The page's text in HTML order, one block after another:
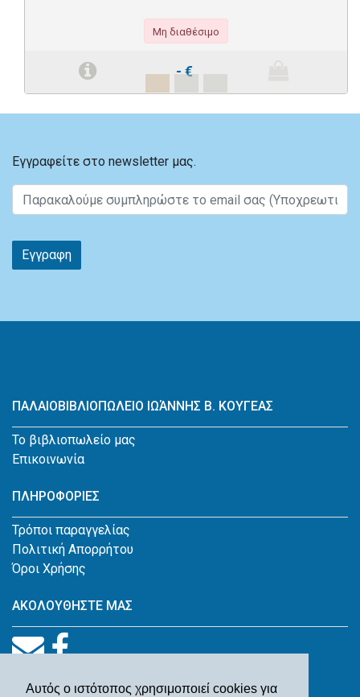
Αυτός ο ιστότοπος χρησιμοποιεί cookies για
Μη διαθέσιμο
- €
Εγγραφείτε στο newsletter μας.
Εγγραφη
ΠΑΛΑΙΟΒΙΒΛΙΟΠΩΛΕΙΟ ΙΩΆΝΝΗΣ Β. ΚΟΥΓΕΑΣ
Το βιβλιοπωλείο μας
Επικοινωνία
ΠΛΗΡΟΦΟΡΙΕΣ
Τρόποι παραγγελίας
Πολιτική Απορρήτου
Όροι Χρήσης
ΑΚΟΛΟΥΘΗΣΤΕ ΜΑΣ